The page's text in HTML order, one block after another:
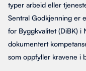
typer arbeid eller
Sentral Godkjenning er
for Byggkvalitet (DiBK)
dokumentert
som oppfyller kravene i